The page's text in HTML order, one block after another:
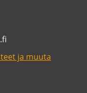
ja muuta